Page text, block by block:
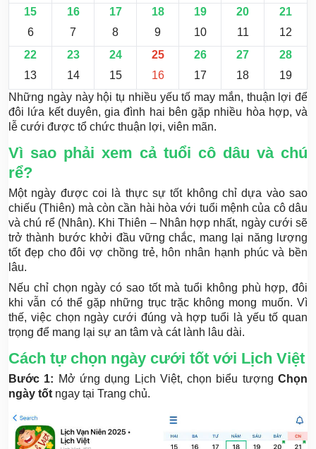
15
6
16
7
17
8
18
9
19
10
20
11
21
12
22
13
23
14
24
15
25
16
26
17
27
18
28
19
Những ngày này hội tụ nhiều yếu tố may mắn, thuận lợi để
đôi lứa kết duyên, gia đình hai bên gặp nhiều hòa hợp, và
lễ cưới được tổ chức thuận lợi, viên mãn.
Vì sao phải xem cả tuổi cô dâu và chú
rể?
Một ngày được coi là thực sự tốt không chỉ dựa vào sao
chiếu (Thiên) mà còn cần hài hòa với tuổi mệnh của cô dâu
và chú rể (Nhân). Khi Thiên – Nhân hợp nhất, ngày cưới sẽ
trở thành bước khởi đầu vững chắc, mang lại năng lượng
tốt đẹp cho đôi vợ chồng trẻ, hôn nhân hạnh phúc và bền
lâu.
Nếu chỉ chọn ngày có sao tốt mà tuổi không phù hợp, đôi
khi vẫn có thể gặp những trục trặc không mong muốn. Vì
thế, việc chọn ngày cưới đúng và hợp tuổi là yếu tố quan
trọng để mang lại sự an tâm và cát lành lâu dài.
Cách tự chọn ngày cưới tốt với Lịch Việt
Bước 1: Mở ứng dụng Lịch Việt, chọn biểu tượngChọn
ngày tốt ngay tại Trang chủ.